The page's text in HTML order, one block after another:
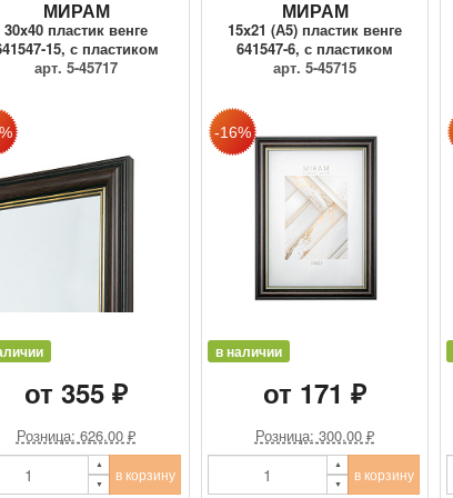
МИРАМ
30x40 пластик венге
15, с пластиком
арт. 5-45717
от 355 ₽
Розница: 626.00 ₽
в корзину
МИРАМ
15x21 (А5) пластик венге
641547-6, с пластиком
арт. 5-45715
в наличии
от 171 ₽
Розница: 300.00 ₽
в корзину